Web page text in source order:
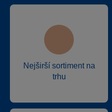
Nejširší sortiment na
trhu